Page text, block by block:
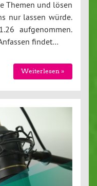
Themen und lösen
nur lassen würde.
aufgenommen.
findet…
Weiterlesen »